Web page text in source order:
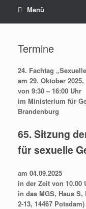
Menü
Termine
24. Fachtag
am 29. Oktober 2025,
von 9:30 – 16:00 Uhr
im Ministerium für
Brandenburg
65. Sitzung
für sexuelle
am 04.09.2025
in der Zeit von 10.00
in das MGS, Haus S,
2-13, 14467 Potsdam)